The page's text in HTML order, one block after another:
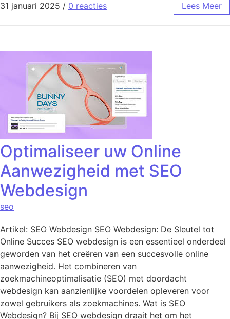
31 januari 2025 / 0 reacties Lees Meer
Optimaliseer uw Online
Aanwezigheid met SEO
Webdesign
seo
Artikel: SEO Webdesign SEO Webdesign: De Sleutel tot
Online Succes SEO webdesign is een essentieel onderdeel
geworden van het creëren van een succesvolle online
aanwezigheid. Het combineren van
zoekmachineoptimalisatie (SEO) met doordacht
webdesign kan aanzienlijke voordelen opleveren voor
zowel gebruikers als zoekmachines. Wat is SEO
Webdesign? Bij SEO webdesign draait het om het